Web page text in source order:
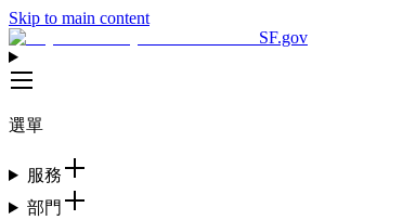
Skip to main content
SF.gov
選單
服務
部門